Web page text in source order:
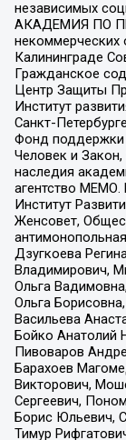
независимых
АКАДЕМИЯ ПО
некоммерческих
Калининграде
Гражданское
Центр Защиты
Институт
Санкт-
Фонд поддержки
Человек и
наследия
агентство МЕМО.
Институт
Женсовет,
Дзугкоева
Владимирович,
Ольга
Ольга
Васильева
Бойко Анатолий
Пивоваров
Барахоев
Викторович,
Сергеевич,
Борис Юльевич,
Тимур